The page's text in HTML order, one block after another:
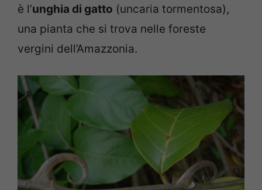
è l’unghia di gatto (uncaria tormentosa),
una pianta che si trova nelle foreste
vergini dell’Amazzonia.